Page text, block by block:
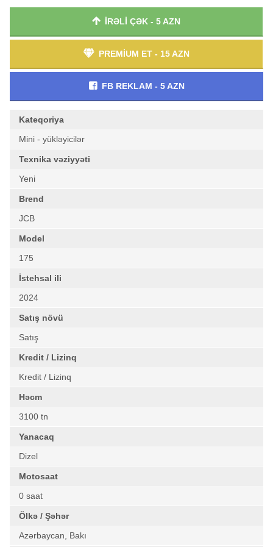
İRƏLİ ÇƏK - 5 AZN
PREMİUM ET - 15 AZN
FB REKLAM - 5 AZN
Kateqoriya
Mini - yükləyicilər
Texnika vəziyyəti
Yeni
Brend
JCB
Model
175
İstehsal ili
2024
Satış növü
Satış
Kredit / Lizinq
Kredit / Lizinq
Həcm
3100 tn
Yanacaq
Dizel
Motosaat
0 saat
Ölkə / Şəhər
Azərbaycan, Bakı